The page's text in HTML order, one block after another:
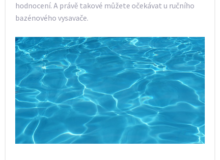
hodnocení. A právě takové můžete očekávat u ručního
bazénového vysavače.